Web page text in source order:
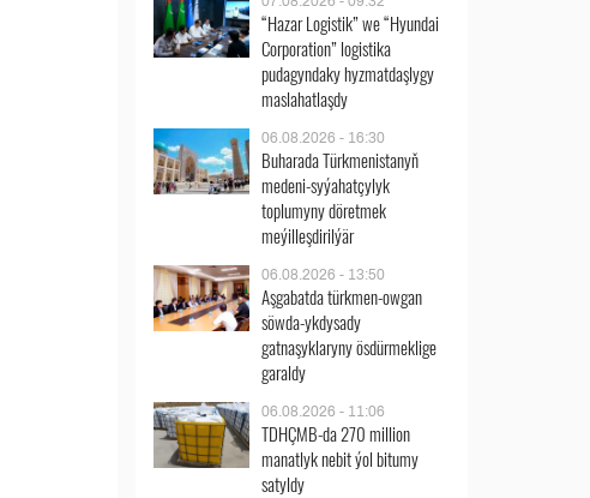
“Hazar Logistik” we “Hyundai
Corporation” logistika
pudagyndaky hyzmatdaşlygy
maslahatlaşdy
06.08.2026 - 16:30
Buharada Türkmenistanyň
medeni-syýahatçylyk
toplumyny döretmek
meýilleşdirilýär
06.08.2026 - 13:50
Aşgabatda türkmen-owgan
söwda-ykdysady
gatnaşyklaryny ösdürmeklige
garaldy
06.08.2026 - 11:06
TDHÇMB-da 270 million
manatlyk nebit ýol bitumy
satyldy